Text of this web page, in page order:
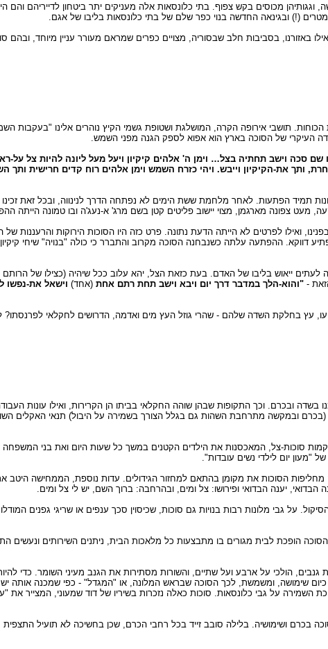
וגגותיהן מכוסים בקש צפוף. בתי כלונסאות אלה מעניקים יתר ביטחון לדייריהם והם
(!) ובגינאה החדשה בנוי כפר שלם של בתי כלונסאות בליבו של אגם.
באזורנו, בסביבות חלב שבסוריה, מצויים כפרים שמראם מעורר עניין מיוחד, ובהם
תושבי אירופה הקרה, המושלגת ושטופת גשמי הקיץ נוהרים אלינו "בעקבות
העיקרי של הסוכה בארץ הוא אפוא לספק הגנה מפני השמש.
שם סכה וישב תחתיה בצל… וימן ה' אלהים קיקיון ויעל מעל ליונה להיות צל על-
ותך את-הקיקיון וייבש. ויהי כזרח השמש וימן אלהים רוח קדים חרישית ותך
תמיד הפתעות. לאחר מלחמת ששת הימים לא נפתחה הדרך לנינווה, ובכל זאת
מעט צפונה מארגמן, מצוי יישוב פליטים קטן בשם מרג' א-נעג'ה ובו טמונה הייתה
ואילו לפרטים לא הייתה הדעת נתונה. פרט כזה היו הסוכות הירוקות והרעננות
ההפתעה עלתה כשנבחנה הסוכה מקרוב והתברר כי כולה "בנויה" שיחי
ייאוש בליבו של האדם. בעת כזאת הצל, יהא עלוב ככל שיהיה (כצילו של
- "והוא-הלך במדבר דרך יום ויבא וישב תחת רתם אחת (אחד) וישאל את-נפשו
עץ בחלקת השדה שלהם - שהרי גוזל העץ מים ואדמה, הדרושים לחקלאי לפרנסתו?
בשדה ובכרם. וכך התקופות שבהן שוהה החקלאי בביתו הן הקרירות, ואילו עונות
(בכרם ובמקשה מתרחבת השהות גם בגלל הצורך בשמירה על היבול) תנאי האקלים
סוכות-צל, המאכסנות את הילדים הקטנים במשך כל שעות היום ואת בני
יום לילדי נשים עובדות".
הסוכות את מקומן בהתאם למחזור הגידולים. עדות נוספת, הממחישה היטב
יענה הבדואי ופירושו: צל ומים, ובהרחבה: ברוך השם, יש לי צל ומים.
על גבי מלונות רבות בנויות גם סוכות, שכיסוין סכך ענפים או שריגי גפנים
הופכת לבית מגורים בו מתבצעות כל מלאכות הבית, ניתנים השירותים ונעשים
הולכי על ארבע ועל שתיים, והשורות מסתירות את הגנב מעיני השומר. כדי
שימושה, ומשמשת, לכך הסוכה שבראש המלונה, או "המגדל" - כפי שמכנה אותה
השמירה על גבי כלונסאות. סוכות כאלה נזכרות בשיריו של דוד שמעוני, המצייר את
בכרם ושימושיה. בלילה סובב זייד בכל רחבי הכרם, שכן בחשיכה לא תועיל התצפית